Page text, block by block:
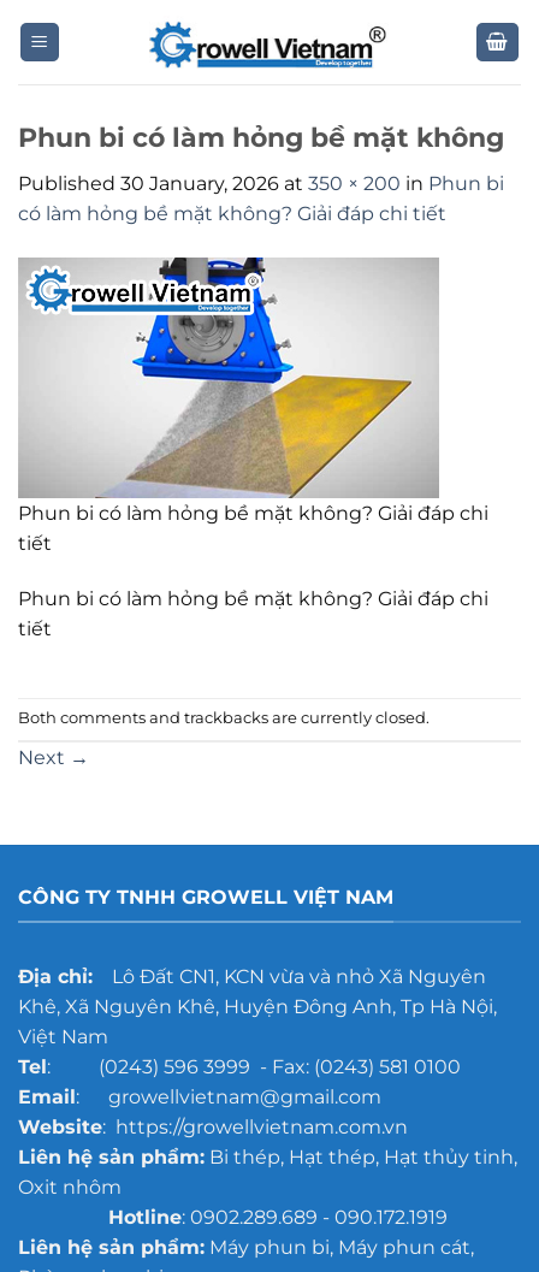
Phun bi có làm hỏng bề mặt không
Published 30 January, 2026 at 350 × 200 in Phun bi
có làm hỏng bề mặt không? Giải đáp chi tiết
Phun bi có làm hỏng bề mặt không? Giải đáp chi
tiết
Phun bi có làm hỏng bề mặt không? Giải đáp chi
tiết
Both comments and trackbacks are currently closed.
Next →
CÔNG TY TNHH GROWELL VIỆT NAM
Địa chỉ:Lô Đất CN1, KCN vừa và nhỏ Xã Nguyên
Khê, Xã Nguyên Khê, Huyện Đông Anh, Tp Hà Nội,
Việt Nam
Tel: (0243) 596 3999 - Fax: (0243) 581 0100
Email: growellvietnam@gmail.com
Website: https://growellvietnam.com.vn
Liên hệ sản phẩm:Bi thép, Hạt thép, Hạt thủy tinh,
Oxit nhôm
Hotline: 0902.289.689 - 090.172.1919
Liên hệ sản phẩm:Máy phun bi, Máy phun cát,